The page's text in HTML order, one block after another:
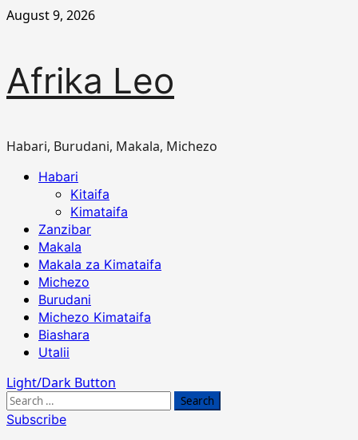
Skip
August 9, 2026
Afrika Leo
Habari, Burudani, Makala, Michezo
PrimaryHabari
Kitaifa
Kimataifa
Zanzibar
Makala
Makala za Kimataifa
Michezo
Burudani
Michezo Kimataifa
Biashara
Utalii
Light/Dark Button
Search
for:
Subscribe